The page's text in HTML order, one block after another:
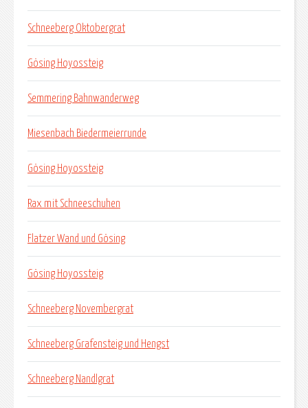
Schneeberg Oktobergrat
Gösing Hoyossteig
Semmering Bahnwanderweg
Miesenbach Biedermeierrunde
Gösing Hoyossteig
Rax mit Schneeschuhen
Flatzer Wand und Gösing
Gösing Hoyossteig
Schneeberg Novembergrat
Schneeberg Grafensteig und Hengst
Schneeberg Nandlgrat